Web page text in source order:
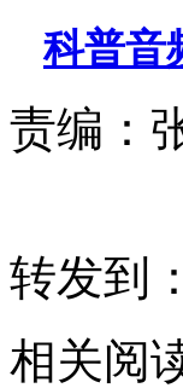
科普音
责编：
转发到：
相关阅